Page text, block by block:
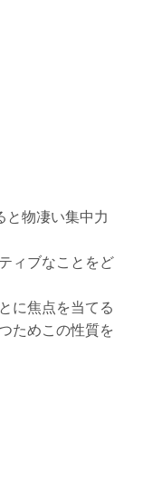
と物凄い集中力
ィブなことをど
に焦点を当てる
ためこの性質を